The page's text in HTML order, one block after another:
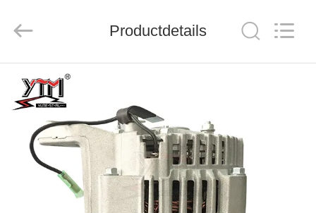
HUIS
PRODUCTEN
VIDEOS
Ltd..
Productdetails